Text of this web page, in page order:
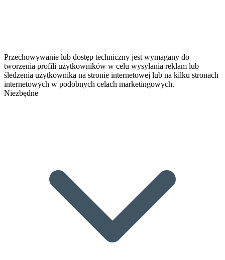
Przechowywanie lub dostęp techniczny jest wymagany do
tworzenia profili użytkowników w celu wysyłania reklam lub
śledzenia użytkownika na stronie internetowej lub na kilku stronach
internetowych w podobnych celach marketingowych.
Niezbędne